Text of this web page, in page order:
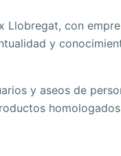
con
y
y aseos de